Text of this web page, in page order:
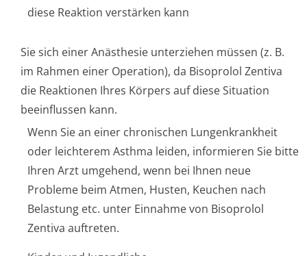
diese Reaktion verstärken kann
Sie sich einer Anästhesie unterziehen müssen (z. B.
im Rahmen einer Operation), da Bisoprolol Zentiva
die Reaktionen Ihres Körpers auf diese Situation
beeinflussen kann.
Wenn Sie an einer chronischen Lungenkrankheit
oder leichterem Asthma leiden, informieren Sie bitte
Ihren Arzt umgehend, wenn bei Ihnen neue
Probleme beim Atmen, Husten, Keuchen nach
Belastung etc. unter Einnahme von Bisoprolol
Zentiva auftreten.